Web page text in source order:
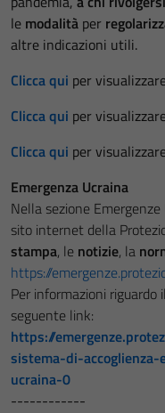
le modalità per
altre indicazioni utili.
Clicca qui per
Clicca qui per
Clicca qui per
Emergenza Ucraina
Nella sezione
sito internet della
stampa, le notizie, la
https://
Per informazioni riguardo
seguente link:
https://
sistema-di-
ucraina-0
------------